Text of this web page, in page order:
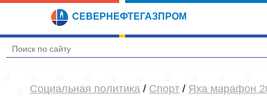
СЕВЕРНЕФТЕГАЗПРОМ
Социальная политика / Спорт / Яха марафон